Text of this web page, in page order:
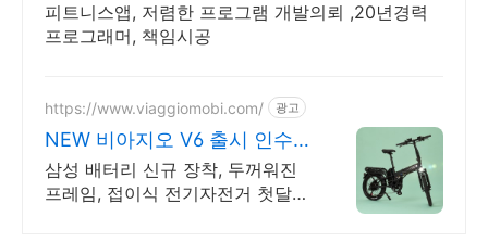
피트니스앱, 저렴한 프로그램 개발의뢰 ,20년경력
프로그래머, 책임시공
https://www.viaggiomobi.com/ 광고
NEW 비아지오 V6 출시 인수형
렌탈,완납시 내자전거
삼성 배터리 신규 장착, 두꺼워진
프레임, 접이식 전기자전거 첫달